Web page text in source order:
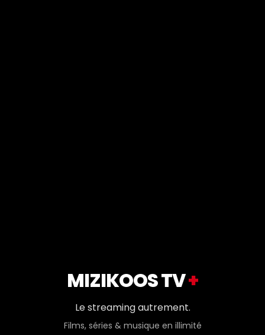
MIZIKOOS TV+
Le streaming autrement.
Films, séries & musique en illimité